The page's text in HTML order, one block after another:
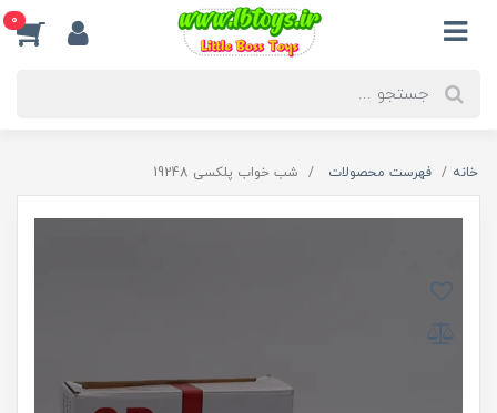
0
خانه فهرست محصولات شب خواب پلکسی 19248